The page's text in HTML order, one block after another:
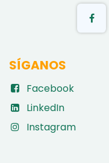
SÍGANOS
Facebook
LinkedIn
Instagram